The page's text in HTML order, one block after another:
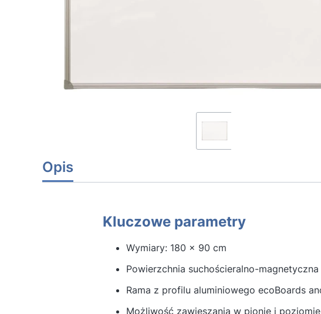
Opis
Kluczowe parametry
Wymiary: 180 x 90 cm
Powierzchnia suchościeralno-
Rama z profilu aluminiowego ecoBoards
Możliwość zawieszania w pionie i poziomie